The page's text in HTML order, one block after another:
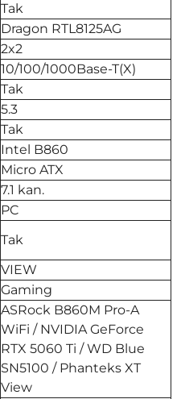
Tak
Dragon RTL8125AG
2x2
10/100/1000Base-T(X)
Tak
5.3
Tak
Intel B860
Micro ATX
7.1 kan.
PC
Tak
VIEW
Gaming
ASRock B860M Pro-A
WiFi / NVIDIA GeForce
RTX 5060 Ti / WD Blue
SN5100 / Phanteks XT
View